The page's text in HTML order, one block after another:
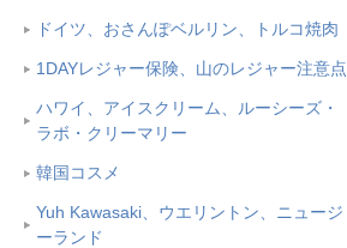
ドイツ、おさんぽベルリン、トルコ焼肉
1DAYレジャー保険、山のレジャー注意点
ハワイ、アイスクリーム、ルーシーズ・
ラボ・クリーマリー
韓国コスメ
Yuh Kawasaki、ウエリントン、ニュージ
ーランド